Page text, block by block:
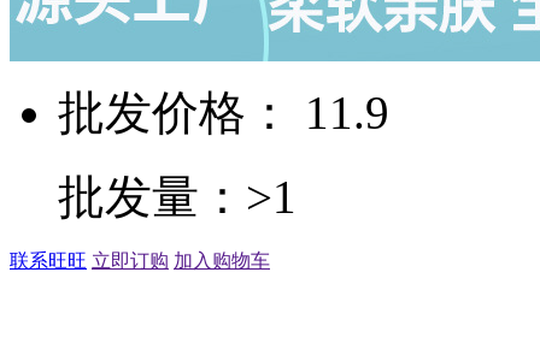
批发价格： 11.9
批发量：>1
联系旺旺 立即订购 加入购物车